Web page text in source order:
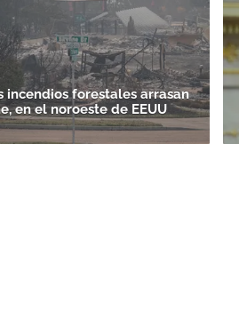
incendios forestales arrasan
en el noroeste de EEUU